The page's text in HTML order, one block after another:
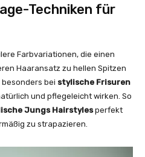
Techniken für
Farbvariationen, die einen
Haaransatz zu hellen Spitzen
besonders bei stylische Frisuren
und pflegeleicht wirken. So
Jungs Hairstylesperfekt
zu strapazieren.